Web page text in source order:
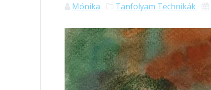
Mónika Tanfolyam Technikák